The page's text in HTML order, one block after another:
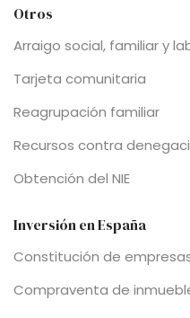
Otros
Arraigo social, familiar y
Tarjeta comunitaria
Reagrupación familiar
Recursos contra
Obtención del NIE
Inversión en España
Constitución de
Compraventa de